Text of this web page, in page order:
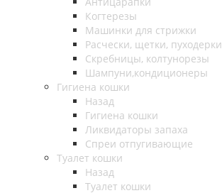
Когтерезы
Машинки для стрижки
Расчески, щетки, пуходерки
Скребницы, колтунорезы
Шампуни,кондиционеры
Гигиена кошки
Назад
Гигиена кошки
Ликвидаторы запаха
Спреи отпугивающие
Туалет кошки
Назад
Туалет кошки